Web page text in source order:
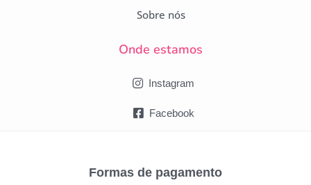
Sobre nós
Onde estamos
Instagram
Facebook
Formas de pagamento